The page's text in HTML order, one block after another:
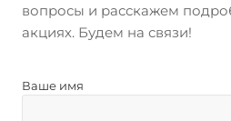
вопросы и расскажем
акциях. Будем на связи!
Ваше имя